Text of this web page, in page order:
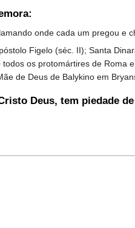
onde cada um pregou e
Figelo (séc. II); Santa
os protomártires de Roma
de Deus de Balykino em
Deus, tem piedade